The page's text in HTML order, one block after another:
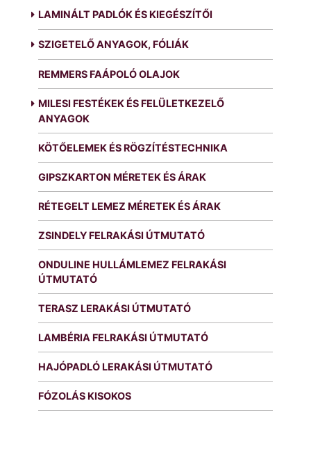
LAMINÁLT PADLÓK ÉS KIEGÉSZÍTŐI
SZIGETELŐ ANYAGOK, FÓLIÁK
REMMERS FAÁPOLÓ OLAJOK
MILESI FESTÉKEK ÉS FELÜLETKEZELŐ
ANYAGOK
KÖTŐELEMEK ÉS RÖGZÍTÉSTECHNIKA
GIPSZKARTON MÉRETEK ÉS ÁRAK
RÉTEGELT LEMEZ MÉRETEK ÉS ÁRAK
ZSINDELY FELRAKÁSI ÚTMUTATÓ
ONDULINE HULLÁMLEMEZ FELRAKÁSI
ÚTMUTATÓ
TERASZ LERAKÁSI ÚTMUTATÓ
LAMBÉRIA FELRAKÁSI ÚTMUTATÓ
HAJÓPADLÓ LERAKÁSI ÚTMUTATÓ
FÓZOLÁS KISOKOS